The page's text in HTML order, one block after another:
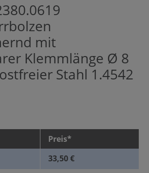
mit
Klemmlänge Ø 8
Stahl 1.4542
Preis*
33,50 €